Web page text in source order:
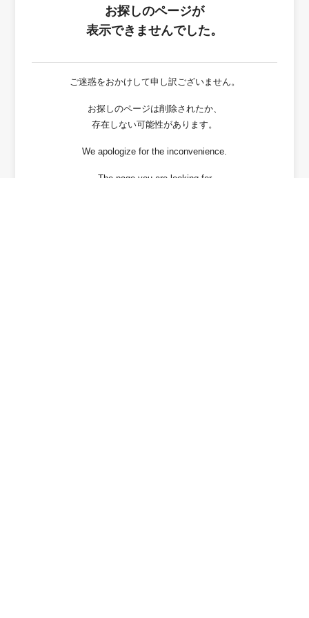
お探しのページが
表示できませんでした。
ご迷惑をおかけして申し訳ございません。
お探しのページは削除されたか、
存在しない可能性があります。
We apologize for the inconvenience.
The page you are looking for